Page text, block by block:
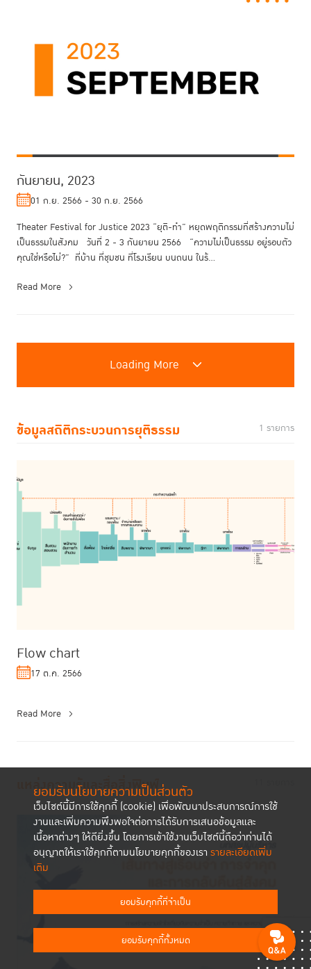
ยอมรับนโยบายความเป็นส่วนตัว
เว็บไซต์นี้มีการใช้คุกกี้ (cookie) เพื่อพัฒนาประสบการณ์การใช้
งานและเพิ่มความพึงพอใจต่อการได้รับการเสนอข้อมูลและ
เนื้อหาต่างๆ ให้ดียิ่งขึ้น โดยการเข้าใช้งานเว็บไซต์นี้ถือว่าท่านได้
อนุญาตให้เราใช้คุกกี้ตามนโยบายคุกกี้ของเรา รายละเอียดเพิ่ม
เติม
ยอมรับคุกกี้ที่จำเป็น
ยอมรับคุกกี้ทั้งหมด
กันยายน, 2023
01 ก.ย. 2566 - 30 ก.ย. 2566
Theater Festival for Justice 2023 “ยุติ-ทำ” หยุดพฤติกรรมที่สร้างความไม่
เป็นธรรมในสังคม วันที่ 2 - 3 กันยายน 2566 “ความไม่เป็นธรรม อยู่รอบตัว
คุณใช่หรือไม่?” ที่บ้าน ที่ชุมชน ที่โรงเรียน บนถนน ในร้...
Read More
Loading More
ข้อมูลสถิติกระบวนการยุติธรรม 1 รายการ
Flow chart
17 ต.ค. 2566
Read More
แหล่งความรู้และสื่อสิ่งพิมพ์